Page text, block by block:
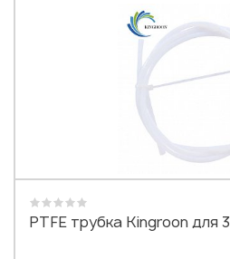
PTFE трубка Kingroon для